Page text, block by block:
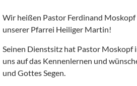
Wir heißen Pastor Ferdinand
unserer Pfarrei Heiliger Martin!
Seinen Dienstsitz hat Pastor Moskopf
uns auf das Kennenlernen und
und Gottes Segen.